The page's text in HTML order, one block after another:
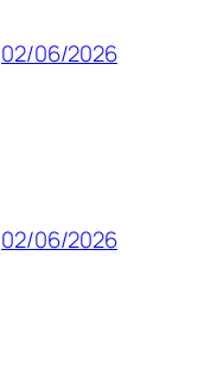
02/06/2026
02/06/2026